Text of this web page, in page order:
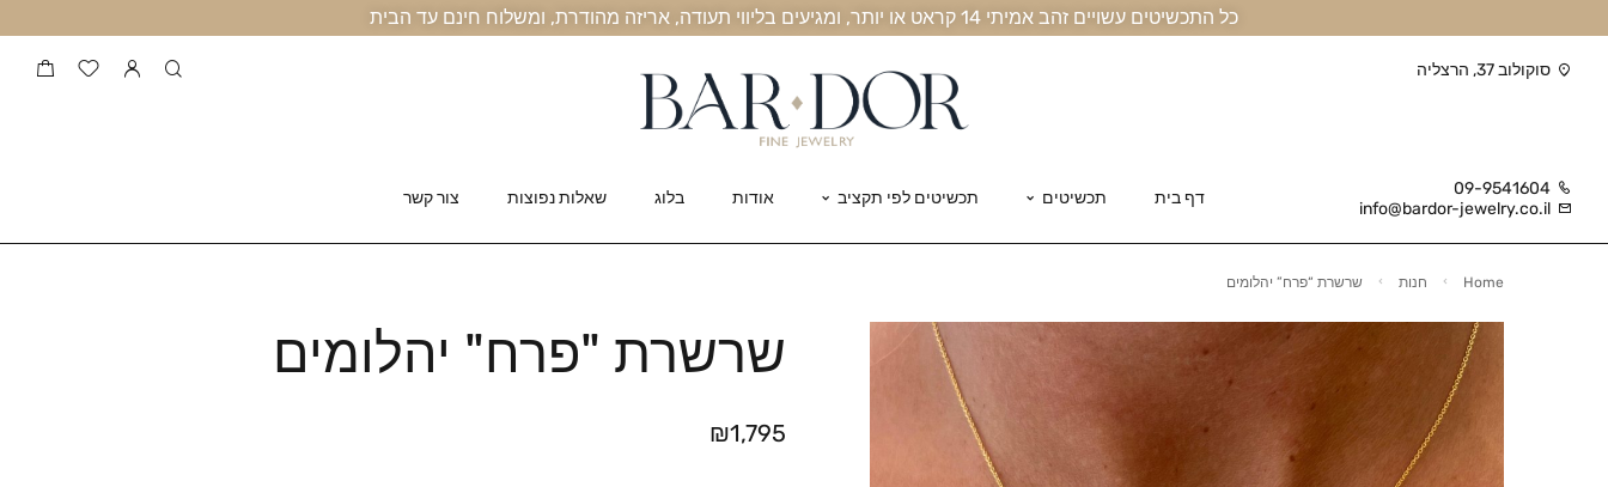
כל התכשיטים עשויים זהב אמיתי 14 קראט או יותר, ומגיעים בליווי תעודה, אריזה מהודרת, ומשלוח חינם עד הבית
סוקולוב 37, הרצליה
09-9541604
info@bardor-jewelry.co.il
דף בית תכשיטים תכשיטים לפי תקציב אודות בלוג שאלות נפוצות צור קשר
Home חנות שרשרת “פרח” יהלומים
שרשרת "פרח" יהלומים
₪1,795